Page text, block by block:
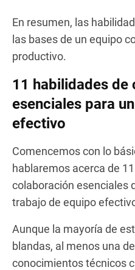
En resumen, las
las bases de un equipo
productivo.
11 habilidades de
esenciales para
efectivo
Comencemos con lo
hablaremos acerca de
colaboración esenciales
trabajo de equipo
Aunque la mayoría de
blandas, al menos una
conocimientos técnicos